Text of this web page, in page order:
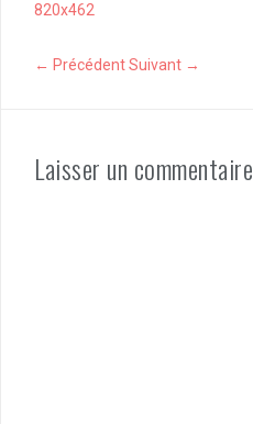
820x462
← PrécédentSuivant →
Laisser un commentaire